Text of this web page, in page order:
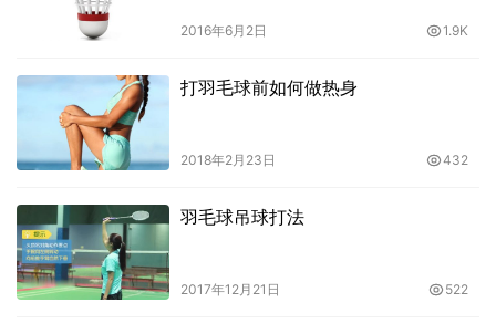
2016年6月2日 1.9K
打羽毛球前如何做热身
2018年2月23日 432
羽毛球吊球打法
2017年12月21日 522